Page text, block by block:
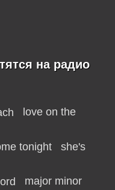
на радио
love on the
she's
major minor